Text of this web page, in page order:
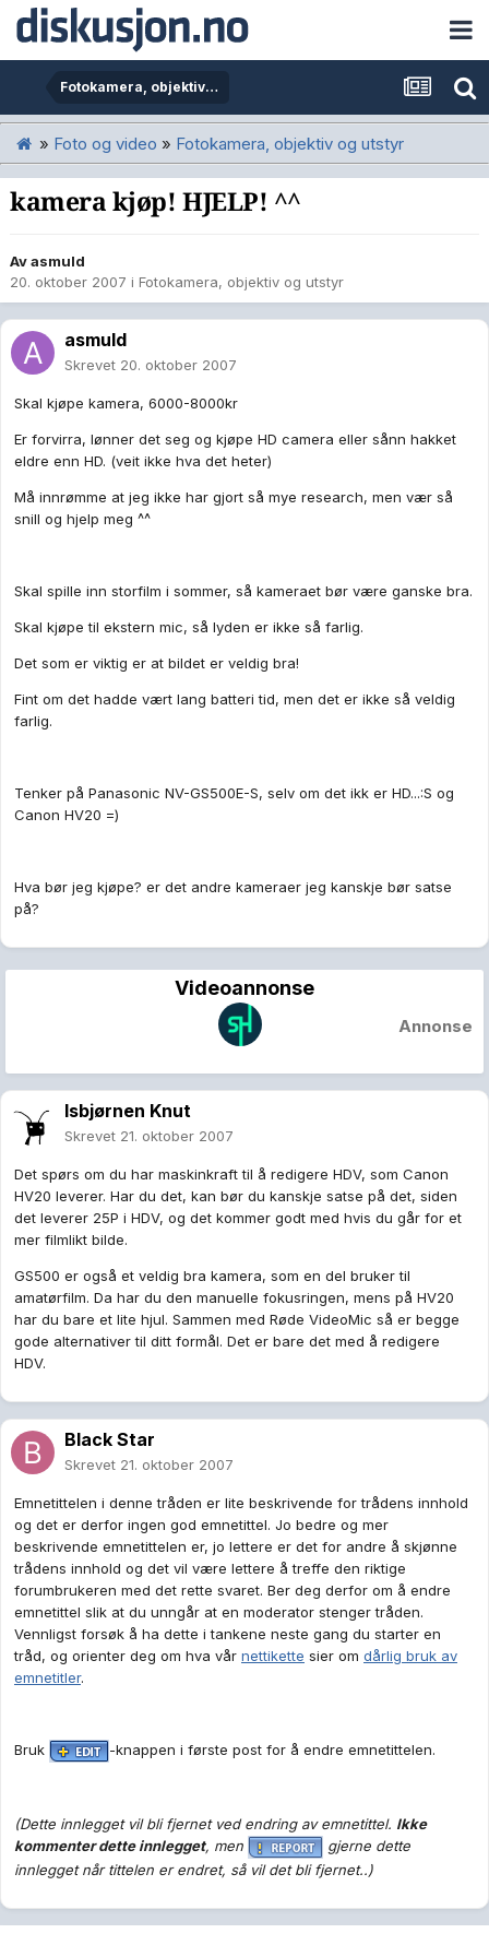
Fotokamera, objektiv og utstyr
» Foto og video » Fotokamera, objektiv og utstyr
kamera kjøp! HJELP! ^^
Avasmuld
20. oktober 2007 i Fotokamera, objektiv og utstyr
asmuld
Skrevet 20. oktober 2007
Skal kjøpe kamera, 6000-8000kr
Er forvirra, lønner det seg og kjøpe HD camera eller sånn hakket
eldre enn HD. (veit ikke hva det heter)
Må innrømme at jeg ikke har gjort så mye research, men vær så
snill og hjelp meg ^^
Skal spille inn storfilm i sommer, så kameraet bør være ganske bra.
Skal kjøpe til ekstern mic, så lyden er ikke så farlig.
Det som er viktig er at bildet er veldig bra!
Fint om det hadde vært lang batteri tid, men det er ikke så veldig
farlig.
Tenker på Panasonic NV-GS500E-S, selv om det ikk er HD...:S og
Canon HV20 =)
Hva bør jeg kjøpe? er det andre kameraer jeg kanskje bør satse
på?
Videoannonse
Annonse
Isbjørnen Knut
Skrevet 21. oktober 2007
Det spørs om du har maskinkraft til å redigere HDV, som Canon
HV20 leverer. Har du det, kan bør du kanskje satse på det, siden
det leverer 25P i HDV, og det kommer godt med hvis du går for et
mer filmlikt bilde.
GS500 er også et veldig bra kamera, som en del bruker til
amatørfilm. Da har du den manuelle fokusringen, mens på HV20
har du bare et lite hjul. Sammen med Røde VideoMic så er begge
gode alternativer til ditt formål. Det er bare det med å redigere
HDV.
Black Star
Skrevet 21. oktober 2007
Emnetittelen i denne tråden er lite beskrivende for trådens innhold
og det er derfor ingen god emnetittel. Jo bedre og mer
beskrivende emnetittelen er, jo lettere er det for andre å skjønne
trådens innhold og det vil være lettere å treffe den riktige
forumbrukeren med det rette svaret. Ber deg derfor om å endre
emnetittel slik at du unngår at en moderator stenger tråden.
Vennligst forsøk å ha dette i tankene neste gang du starter en
tråd, og orienter deg om hva vår nettikette sier om dårlig bruk av
emnetitler.
Bruk -knappen i første post for å endre emnetittelen.
(Dette innlegget vil bli fjernet ved endring av emnetittel. Ikke
kommenter dette innlegget, men
gjerne dette
innlegget når tittelen er endret, så vil det bli fjernet..)